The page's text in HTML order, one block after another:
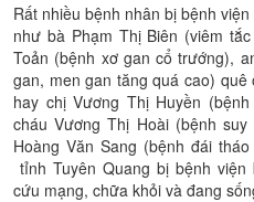
Rất nhiều bệnh nhân bị bệnh
như bà Phạm Thị Biên (viêm
Toản (bệnh xơ gan cổ trướng),
gan, men gan tăng quá cao)
hay chị Vương Thị Huyền
cháu Vương Thị Hoài (bệnh
Hoàng Văn Sang (bệnh đái
tỉnh Tuyên Quang bị bệnh
cứu mạng, chữa khỏi và đang